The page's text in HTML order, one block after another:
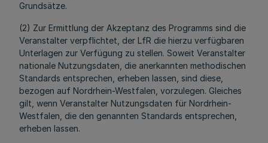
Grundsätze.
(2) Zur Ermittlung der Akzeptanz des Programms sind die
Veranstalter verpflichtet, der LfR die hierzu verfügbaren
Unterlagen zur Verfügung zu stellen. Soweit Veranstalter
nationale Nutzungsdaten, die anerkannten methodischen
Standards entsprechen, erheben lassen, sind diese,
bezogen auf Nordrhein-Westfalen, vorzulegen. Gleiches
gilt, wenn Veranstalter Nutzungsdaten für Nordrhein-
Westfalen, die den genannten Standards entsprechen,
erheben lassen.